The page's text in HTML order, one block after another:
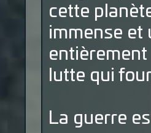
cette
immense et
lutte qui
La guerre